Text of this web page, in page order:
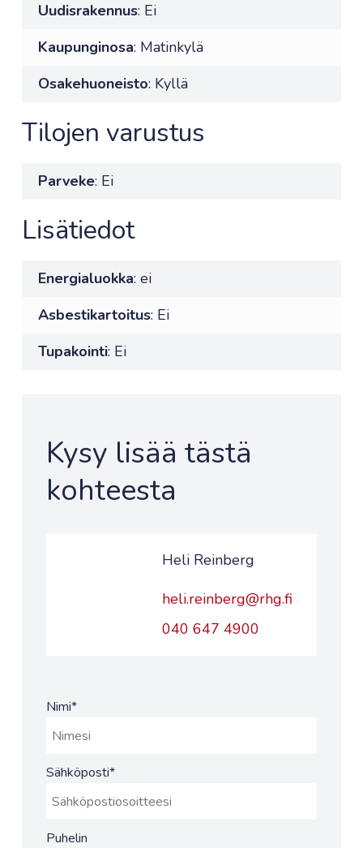
Uudisrakennus: Ei
Kaupunginosa: Matinkylä
Osakehuoneisto: Kyllä
Tilojen varustus
Parveke: Ei
Lisätiedot
Energialuokka: ei
Asbestikartoitus: Ei
Tupakointi: Ei
Kysy lisää tästä
kohteesta
Heli Reinberg
heli.reinberg@rhg.fi
040 647 4900
Nimi*
Sähköposti*
Puhelin